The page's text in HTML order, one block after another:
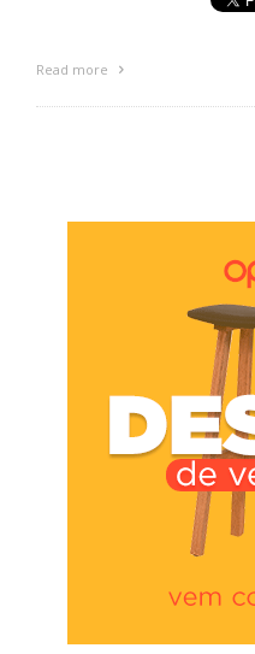
Read more